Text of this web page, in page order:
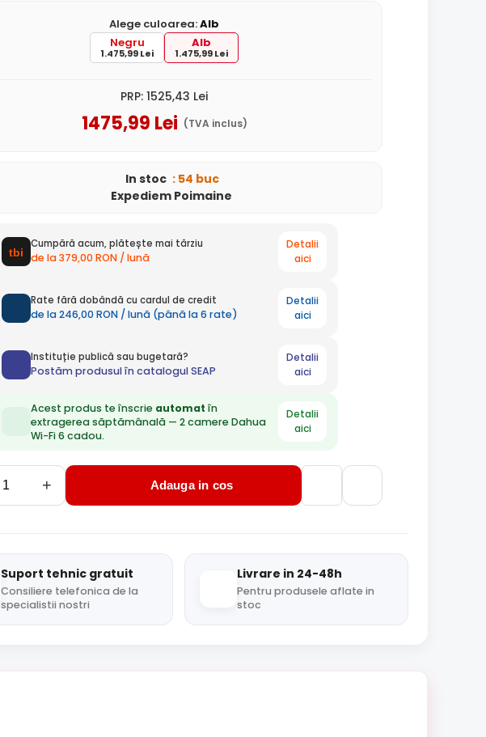
Alege culoarea:Alb
Negru
1.475,99 Lei
Alb
1.475,99 Lei
PRP: 1525,43 Lei
1475,99 Lei (TVA inclus)
In stoc : 54 buc
Expediem Poimaine
Cumpără acum, plătește mai târziu
de la 379,00 RON / lună
Detalii
aici
Rate fără dobândă cu cardul de credit
de la 246,00 RON / lună (până la 6 rate)
Detalii
aici
Instituție publică sau bugetară?
Postăm produsul în catalogul SEAP
Detalii
aici
Acest produs te înscrie automat în
extragerea săptămânală — 2 camere Dahua
Wi-Fi 6 cadou.
Detalii
aici
+ Adauga in cos
Suport tehnic gratuit
Consiliere telefonica de la
specialistii nostri
Livrare in 24-48h
Pentru produsele aflate in
stoc